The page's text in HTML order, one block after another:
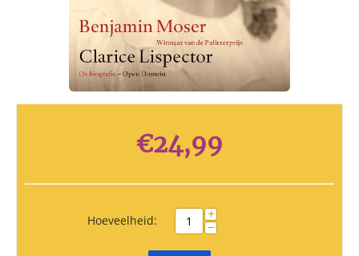
€24,99
Hoeveelheid: +
−